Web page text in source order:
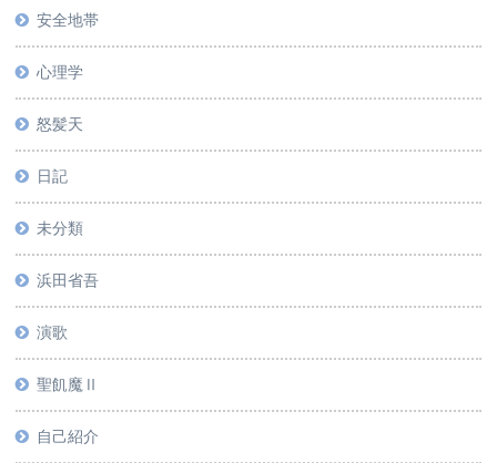
安全地帯
心理学
怒髪天
日記
未分類
浜田省吾
演歌
聖飢魔Ⅱ
自己紹介